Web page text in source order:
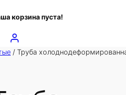
корзина пуста!
/ Труба